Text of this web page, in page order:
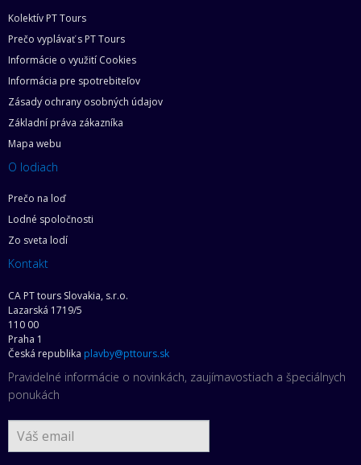
Kolektív PT Tours
Prečo vyplávať s PT Tours
Informácie o využití Cookies
Informácia pre spotrebiteľov
Zásady ochrany osobných údajov
Základní práva zákazníka
Mapa webu
O lodiach
Prečo na loď
Lodné spoločnosti
Zo sveta lodí
Kontakt
CA PT tours Slovakia, s.r.o.
Lazarská 1719/5
110 00
Praha 1
Česká republika plavby@pttours.sk
Pravidelné informácie o novinkách, zaujímavostiach a špeciálnych
ponukách